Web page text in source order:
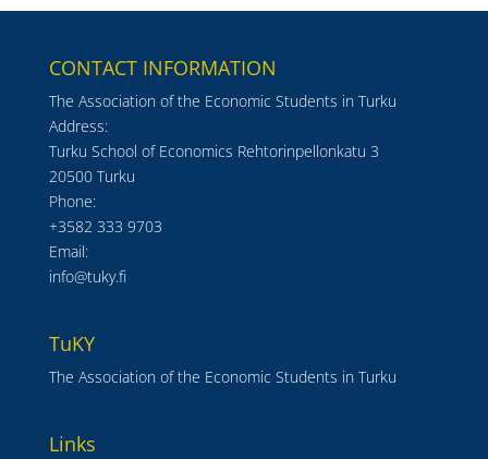
CONTACT INFORMATION
The Association of the Economic Students in Turku
Address:
Turku School of Economics Rehtorinpellonkatu 3
20500 Turku
Phone:
+3582 333 9703
Email:
info@tuky.fi
TuKY
The Association of the Economic Students in Turku
Links